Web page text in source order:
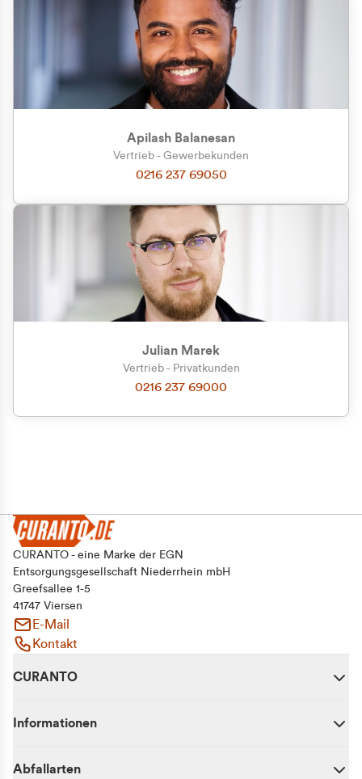
Zu welcher Kundengruppe
gehören Sie?
Privatkunde (inkl. MwSt.)
Geschäftskunde (exkl. MwSt.)
Apilash Balanesan
Vertrieb - Gewerbekunden
0216 237 69050
Julian Marek
Vertrieb - Privatkunden
0216 237 69000
CURANTO - eine Marke der EGN
Entsorgungsgesellschaft Niederrhein mbH
Greefsallee 1-5
41747 Viersen
E-Mail
Kontakt
CURANTO
Informationen
Abfallarten